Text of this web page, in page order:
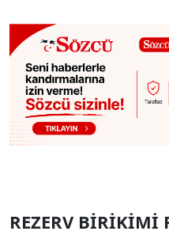
REZERV BİRİKİMİ